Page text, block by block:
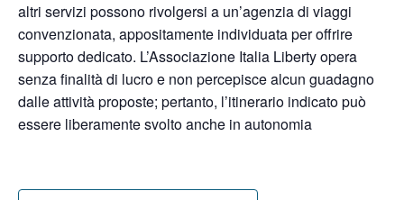
altri servizi possono rivolgersi a un’agenzia di viaggi
convenzionata, appositamente individuata per offrire
supporto dedicato. L’Associazione Italia Liberty opera
senza finalità di lucro e non percepisce alcun guadagno
dalle attività proposte; pertanto, l’itinerario indicato può
essere liberamente svolto anche in autonomia